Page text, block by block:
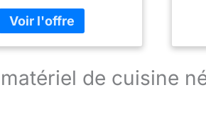
chefs pâtissiers, le
praliné amandes noisettes
l’ingrédient clé de
recettes :
Paris-Brest, trianon, tartes
au praliné, entremets,de cuisine